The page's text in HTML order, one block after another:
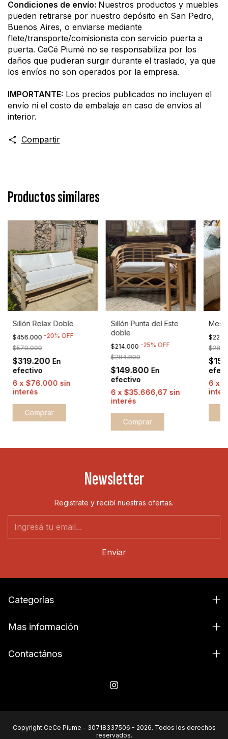
Condiciones de envío: Nuestros productos y muebles
pueden retirarse por nuestro depósito en San Pedro,
Buenos Aires, o enviarse mediante
flete/transporte/comisionista con servicio puerta a
puerta. CeCé Piumé no se responsabiliza por los
daños que pudieran surgir durante el traslado, ya que
los envíos no son operados por la empresa.
IMPORTANTE: Los precios publicados no incluyen el
envío ni el costo de embalaje en caso de envíos al
interior.
Compartir
Productos similares
Sillón Relax Doble
$456.000 -20% OFF
$570.000
$319.200 En
efectivo
6 x$76.000 sin
interés
Comprar
Sillón Punta del Este
doble
$214.000 -25% OFF
$284.800
$149.800 En
efectivo
6 x$35.666,67 sin
interés
6 x
Newsletter
Registrate y recibí nuestras ofertas.
Categorías
Mas información
Contactános
Copyright CeCe Piume - 30718337506 - 2026. Todos los derechos
reservados.